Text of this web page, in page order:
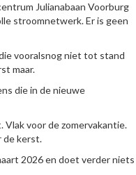
Julianabaan Voorburg
stroomnetwerk. Er is geen
vooralsnog niet tot stand
maar.
die in de nieuwe
voor de zomervakantie.
de kerst.
2026 en doet verder niets